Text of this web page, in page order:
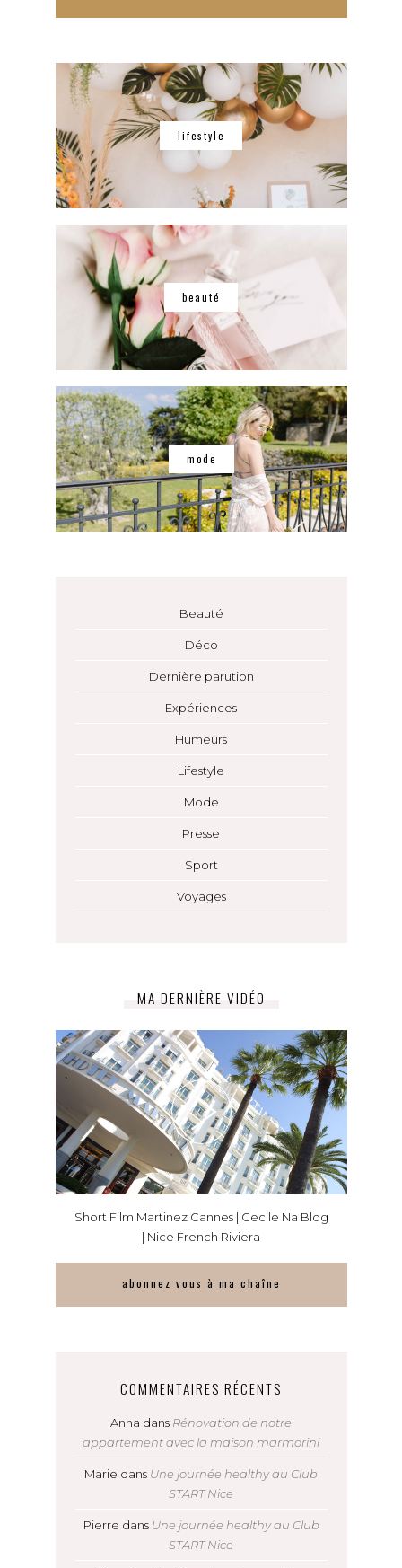
lifestyle
beauté
mode
Beauté
Déco
Dernière parution
Expériences
Humeurs
Lifestyle
Mode
Presse
Sport
Voyages
MA DERNIÈRE VIDÉO
Short Film Martinez Cannes | Cecile Na Blog
| Nice French Riviera
abonnez vous à ma chaîne
COMMENTAIRES RÉCENTS
Anna dans Rénovation de notre
appartement avec la maison marmorini
Marie dans Une journée healthy au Club
START Nice
Pierre dans Une journée healthy au Club
START Nice